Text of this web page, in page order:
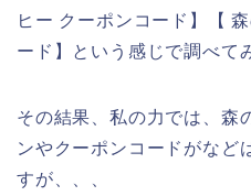
ヒー クーポンコード】【
ード】という感じで調べて
その結果、私の力では、森
ンやクーポンコードがなど
すが、、、